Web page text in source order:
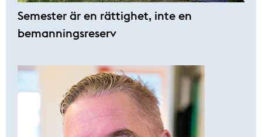
Semester är en rättighet, inte en
bemanningsreserv